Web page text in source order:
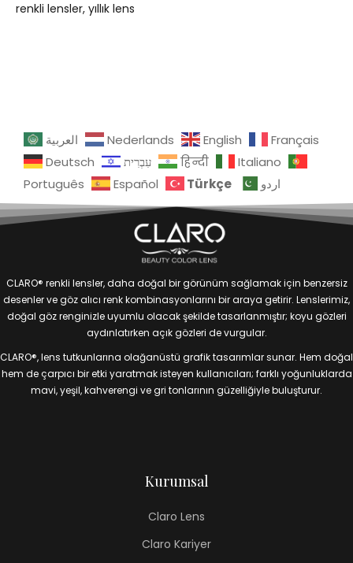
renkli lensler yıllık lens
العربية Nederlands English
Français
Deutsch
עִבְרִית हिन्दी
Italiano
Português
Español Türkçe اردو
CLARO® renkli lensler, daha doğal bir görünüm sağlamak için benzersiz
desenler ve göz alıcı renk kombinasyonlarını bir araya getirir. Lenslerimiz,
doğal göz renginizle uyumlu olacak şekilde tasarlanmıştır; koyu gözleri
aydınlatırken açık gözleri de vurgular.
CLARO®, lens tutkunlarına olağanüstü grafik tasarımlar sunar. Hem doğal
hem de çarpıcı bir etki yaratmak isteyen kullanıcıları; farklı yoğunluklarda
mavi, yeşil, kahverengi ve gri tonlarının güzelliğiyle buluşturur.
Kurumsal
Claro Lens
Claro Kariyer